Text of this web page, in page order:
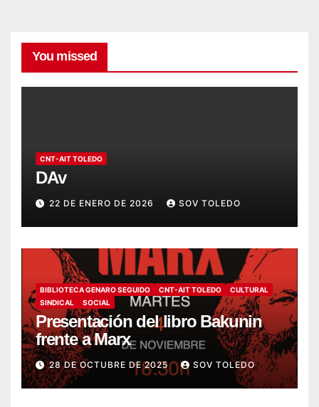
You missed
CNT-AIT TOLEDO
DAv
22 DE ENERO DE 2026 SOV TOLEDO
BIBLIOTECA GENARO SEGUIDO CNT-AIT TOLEDO
CULTURAL
SINDICAL
SOCIAL
Presentación del libro Bakunin
frente a Marx
28 DE OCTUBRE DE 2025 SOV TOLEDO